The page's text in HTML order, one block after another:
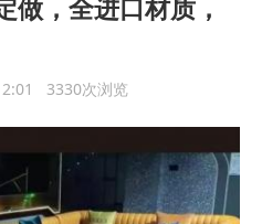
做，全进口材质，
3330次浏览